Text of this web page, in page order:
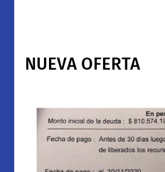
NUEVA OFERTA